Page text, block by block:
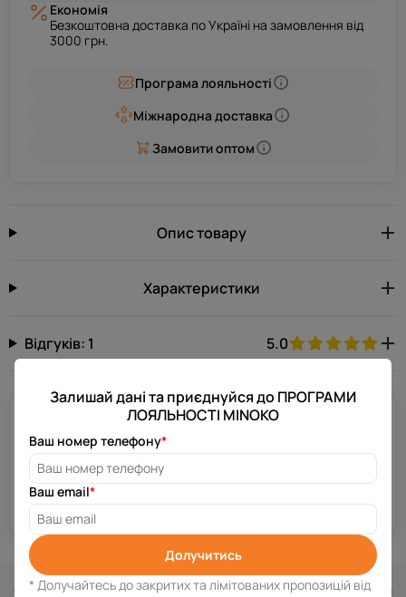
Економія
Безкоштовна доставка по Україні на замовлення від
3000 грн.
Програма лояльності
Міжнародна доставка
Замовити оптом
Опис товару
Характеристики
Відгуків: 1 5.0
Потрібна допомога?
Залиш свій номер телефону, і ми зв’яжемося з тобою за
Схожі товари
Залишай дані та приєднуйся до ПРОГРАМИ
ЛОЯЛЬНОСТІ MINOKO
Ваш номер телефону*
Ваш email*
Долучитись
* Долучайтесь до закритих та лімітованих пропозицій від